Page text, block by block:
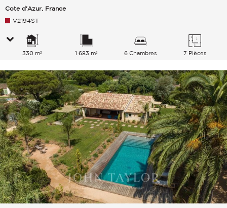
Cote d'Azur, France
V2194ST
330 m² 1 683 m² 6 Chambres 7 Pièces